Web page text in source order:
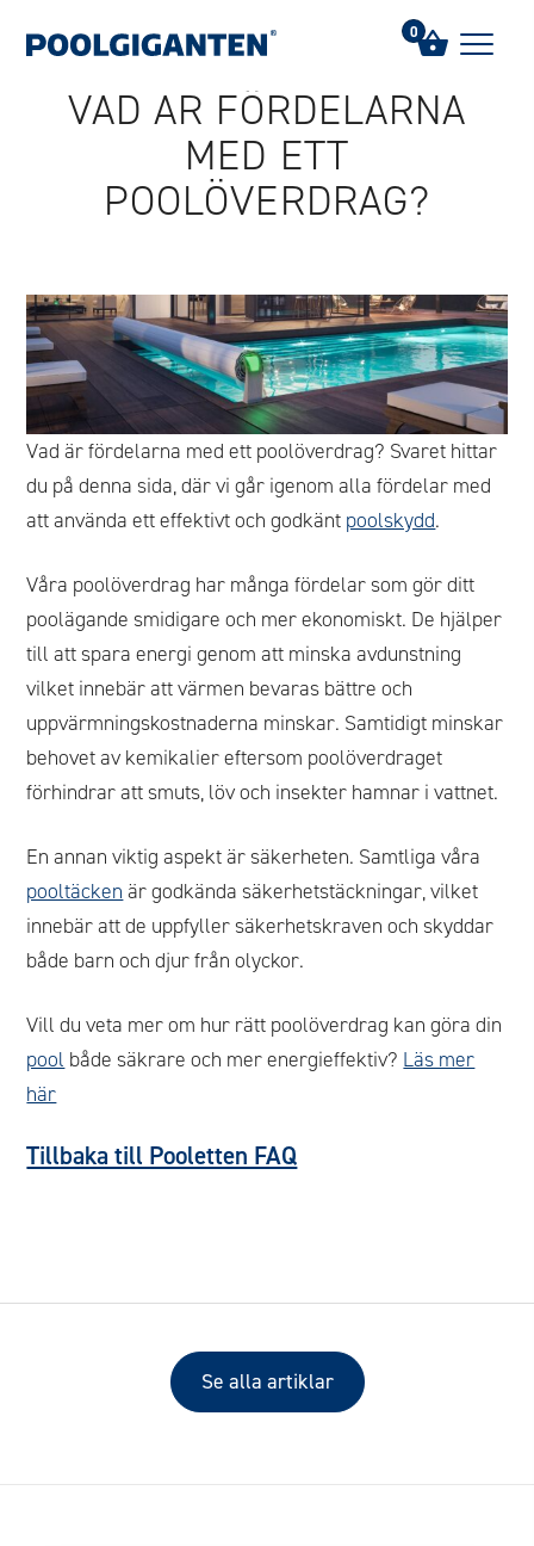
Vad är fördelarna med ett poolöverdrag?
VAD ÄR FÖRDELARNA
MED ETT
POOLÖVERDRAG?
Vad är fördelarna med ett poolöverdrag? Svaret hittar
du på denna sida, där vi går igenom alla fördelar med
att använda ett effektivt och godkänt poolskydd.
Våra poolöverdrag har många fördelar som gör ditt
poolägande smidigare och mer ekonomiskt. De hjälper
till att spara energi genom att minska avdunstning
vilket innebär att värmen bevaras bättre och
uppvärmningskostnaderna minskar. Samtidigt minskar
behovet av kemikalier eftersom poolöverdraget
förhindrar att smuts, löv och insekter hamnar i vattnet.
En annan viktig aspekt är säkerheten. Samtliga våra
pooltäcken är godkända säkerhetstäckningar, vilket
innebär att de uppfyller säkerhetskraven och skyddar
både barn och djur från olyckor.
Vill du veta mer om hur rätt poolöverdrag kan göra din
pool både säkrare och mer energieffektiv? Läs mer
här
Tillbaka till Pooletten FAQ
Se alla artiklar
0